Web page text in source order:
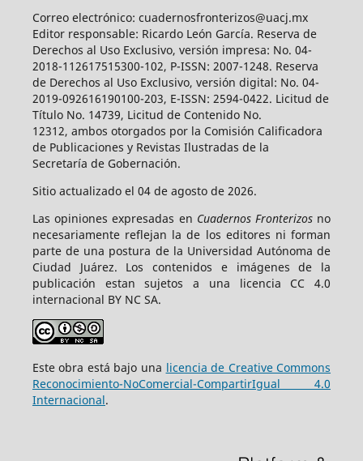
Correo electrónico: cuadernosfronterizos@uacj.mx
Editor responsable: Ricardo León García. Reserva de
Derechos al Uso Exclusivo, versión impresa: No. 04-
2018-112617515300-102, P-ISSN: 2007-1248. Reserva
de Derechos al Uso Exclusivo, versión digital: No. 04-
2019-092616190100-203, E-ISSN: 2594-0422. Licitud de
Título No. 14739, Licitud de Contenido No.
12312, ambos otorgados por la Comisión Calificadora
de Publicaciones y Revistas Ilustradas de la
Secretaría de Gobernación.
Sitio actualizado el 04 de agosto de 2026.
Las opiniones expresadas en Cuadernos Fronterizosno
necesariamente reflejan la de los editores ni forman
parte de una postura de la Universidad Autónoma de
Ciudad Juárez. Los contenidos e imágenes de la
publicación estan sujetos a una licencia CC 4.0
internacional BY NC SA.
Este obra está bajo una licencia de Creative Commons
Reconocimiento-NoComercial-CompartirIgual 4.0
Internacional.